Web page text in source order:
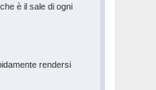
è il sale di ogni
rendersi